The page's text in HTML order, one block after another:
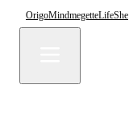
OrigoMindmegetteLifeShe